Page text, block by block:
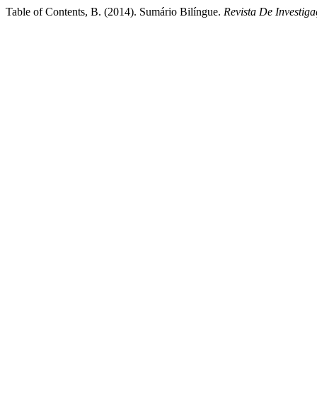
Table of Contents, B. (2014). Sumário Bilíngue. Revista De